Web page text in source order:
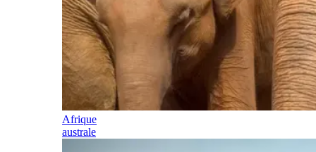
Afrique
australe